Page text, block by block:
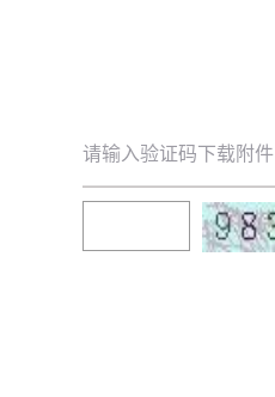
请输入验证码下载附件